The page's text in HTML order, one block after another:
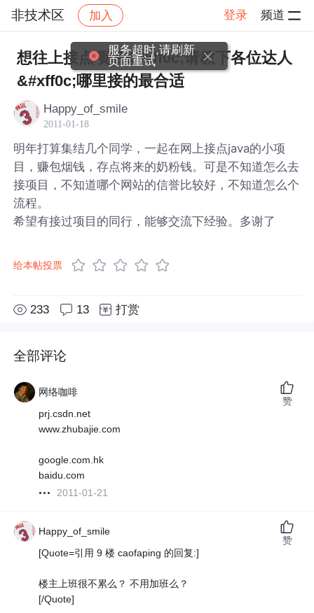
非技术区 加入 登录 频道
社区 非技术区 帖子详情
想往上接点项目&#xff0c;请教下各位达人
&#xff0c;哪里接的最合适
Happy_of_smile
2011-01-18
明年打算集结几个同学，一起在网上接点java的小项
目，赚包烟钱，存点将来的奶粉钱。可是不知道怎么去
接项目，不知道哪个网站的信誉比较好，不知道怎么个
流程。
希望有接过项目的同行，能够交流下经验。多谢了
给本帖投票
233 13 打赏
全部评论
网络咖啡
prj.csdn.net
www.zhubajie.com
google.com.hk
baidu.com
2011-01-21
赞
Happy_of_smile
[Quote=引用 9 楼 caofaping 的回复:]
楼主上班很不累么？ 不用加班么？
[/Quote]
赞
服务超时,请刷新
页面重试